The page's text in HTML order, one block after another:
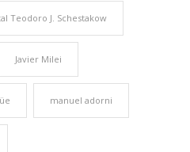
Teodoro J. Schestakow
Javier Milei
manuel adorni